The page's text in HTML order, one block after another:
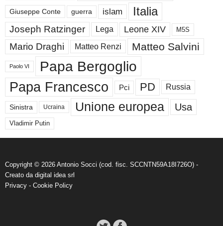
Giuseppe Conte guerra islam Italia
Joseph Ratzinger Lega Leone XIV M5S
Mario Draghi Matteo Renzi Matteo Salvini
Paolo VI Papa Bergoglio
Papa Francesco Pci PD Russia
Sinistra Ucraina Unione europea Usa
Vladimir Putin
Copyright © 2026 Antonio Socci (cod. fisc. SCCNTN59A18I726O) -
Creato da digital idea srl
Privacy - Cookie Policy